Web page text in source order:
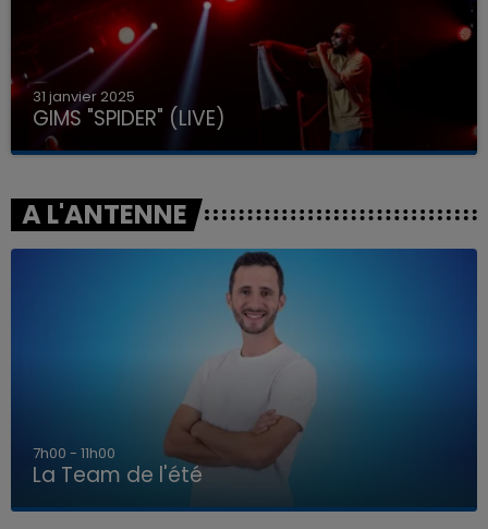
31 janvier 2025
GIMS "SPIDER" (LIVE)
A L'ANTENNE
7h00 - 11h00
La Team de l'été